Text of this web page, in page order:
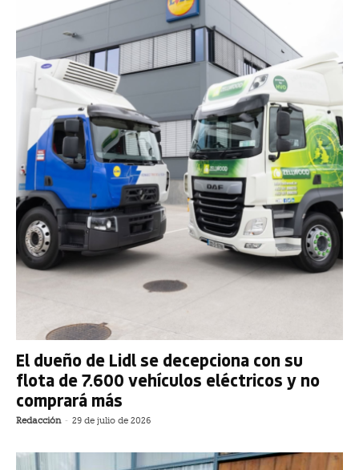
El dueño de Lidl se decepciona con su
flota de 7.600 vehículos eléctricos y no
comprará más
Redacción - 29 de julio de 2026